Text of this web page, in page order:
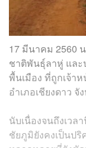
17 มีนาคม 2560
ชาติพันธุ์ลาหู่ และ
พื้นเมือง ที่ถูกเจ้า
อำเภอเชียงดาว จั
นับเนื่องจนถึงเวล
ชัยภูมิยังคงเป็นป